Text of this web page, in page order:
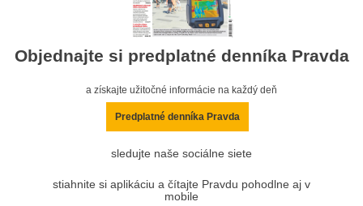
Objednajte si predplatné denníka Pravda
a získajte užitočné informácie na každý deň
Predplatné denníka Pravda
sledujte naše sociálne siete
stiahnite si aplikáciu a čítajte Pravdu pohodlne aj v
mobile